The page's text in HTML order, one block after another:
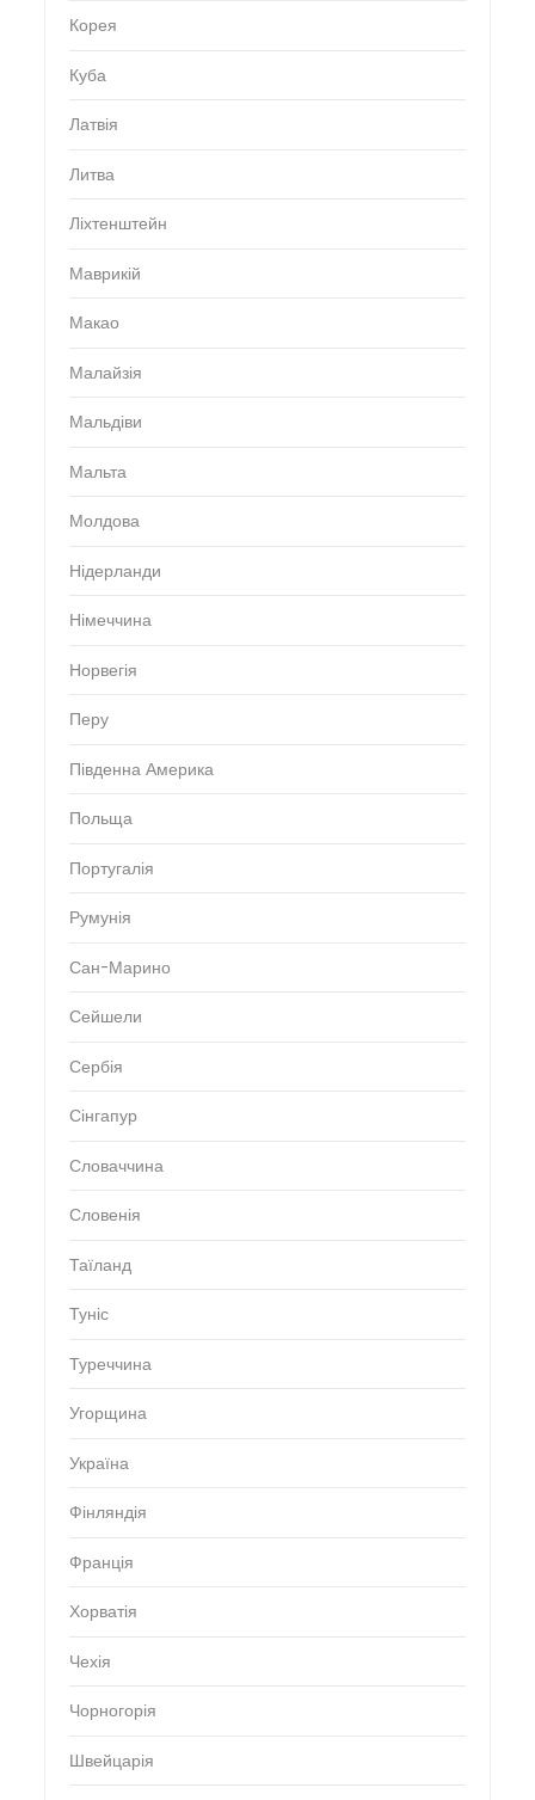
Корея
Куба
Латвія
Литва
Ліхтенштейн
Маврикій
Макао
Малайзія
Мальдіви
Мальта
Молдова
Нідерланди
Німеччина
Норвегія
Перу
Південна Америка
Польща
Португалія
Румунія
Сан-Марино
Сейшели
Сербія
Сінгапур
Словаччина
Словенія
Таїланд
Туніс
Туреччина
Угорщина
Україна
Фінляндія
Франція
Хорватія
Чехія
Чорногорія
Швейцарія